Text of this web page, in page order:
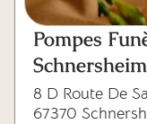
Pompes
Schnersheim
8 D Route De
67370